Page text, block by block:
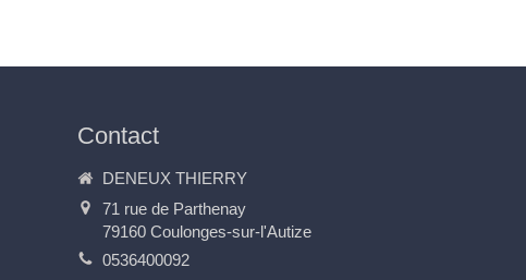
Contact
DENEUX THIERRY
71 rue de Parthenay
79160 Coulonges-sur-l'Autize
0536400092